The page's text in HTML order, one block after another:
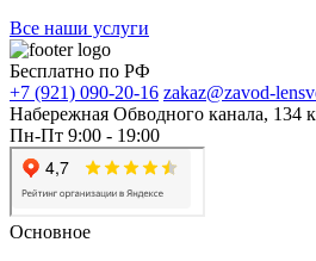
Все наши услуги
Бесплатно по РФ
+7 (921) 090-20-16 zakaz@zavod-
Набережная Обводного канала, 134
Пн-Пт 9:00 - 19:00
Основное